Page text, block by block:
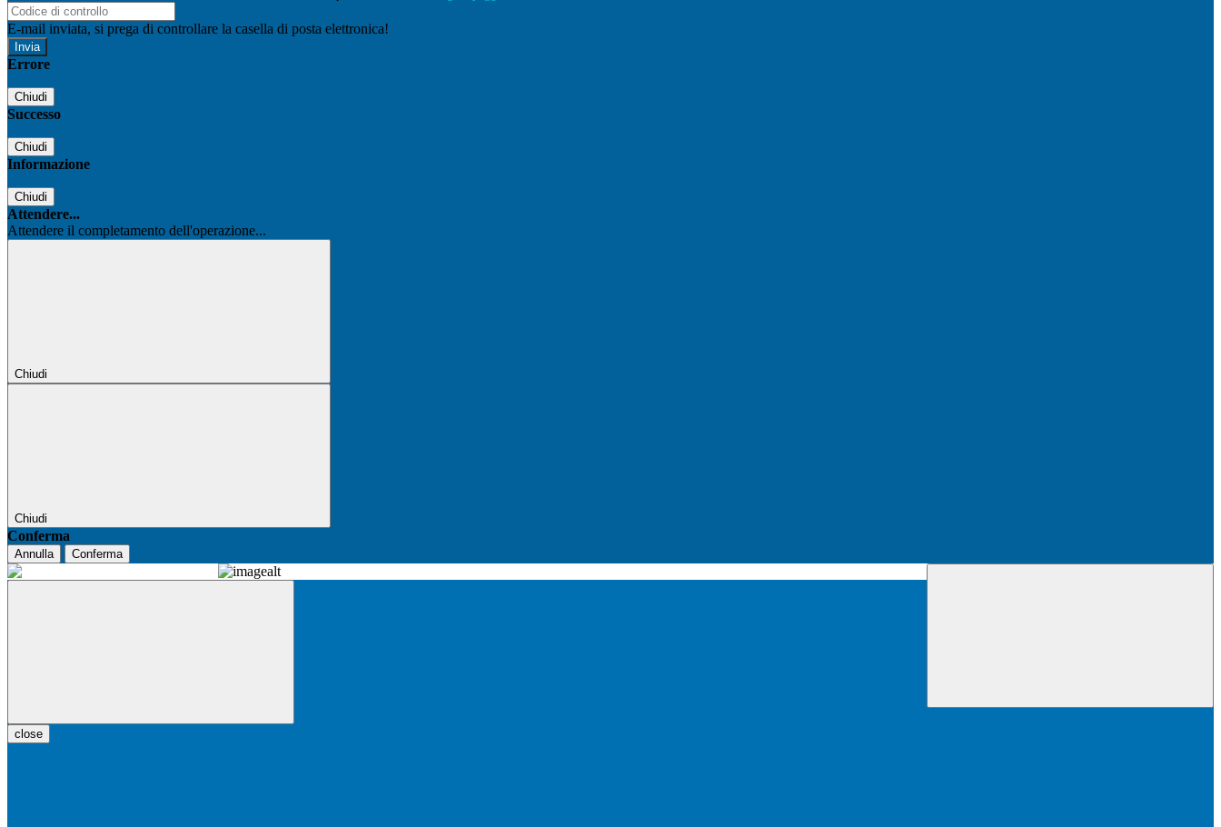
E-mail inviata, si prega di controllare la casella di posta elettronica!
Errore
Chiudi
Successo
Chiudi
Informazione
Chiudi
Attendere...
Attendere il completamento dell'operazione...
Chiudi
Chiudi
Conferma
Annulla Conferma
close